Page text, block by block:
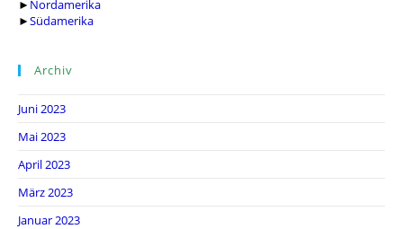
► Nordamerika
►Südamerika
Archiv
Juni 2023
Mai 2023
April 2023
März 2023
Januar 2023